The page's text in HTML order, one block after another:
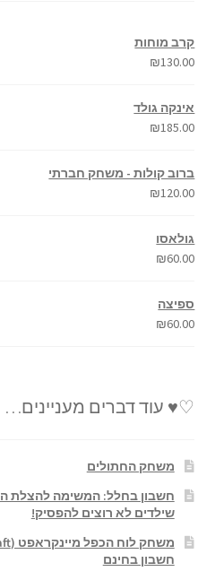
קרב מוחות
₪130.00
אינקה גולד
₪185.00
ברוב קולות - משחק חברתי
₪120.00
גולאסו
₪60.00
ספיצה
₪60.00
♡♥ עוד דברים מעניינים…
משחק החתולים
חשבון בחלל: המשימה להצלת
שילדים לא רוצים להפסיק!
משחק לוח הכפל מיינקראפט (Minecraft)
חשבון בחינם